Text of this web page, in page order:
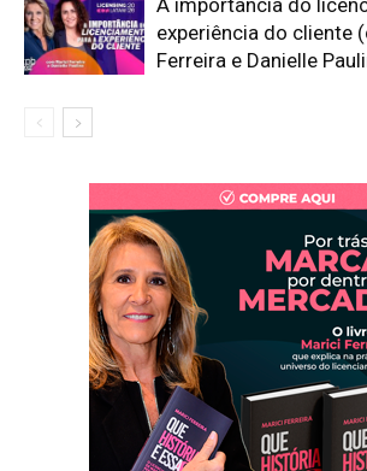
A importância do
experiência do cliente
Ferreira e Danielle